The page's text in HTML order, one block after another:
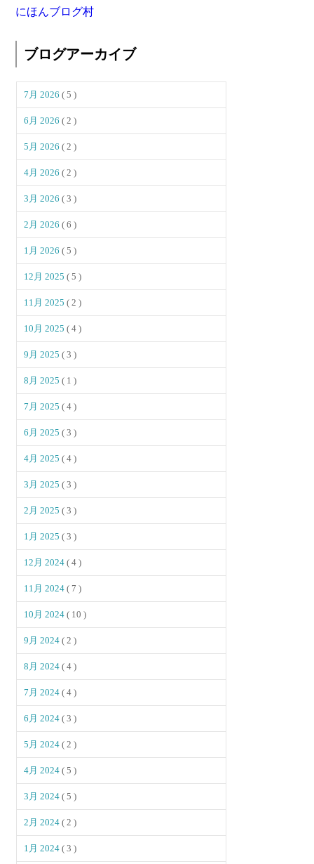
にほんブログ村
ブログアーカイブ
7月 2026( 5 )
6月 2026( 2 )
5月 2026( 2 )
4月 2026( 2 )
3月 2026( 3 )
2月 2026( 6 )
1月 2026( 5 )
12月 2025( 5 )
11月 2025( 2 )
10月 2025( 4 )
9月 2025( 3 )
8月 2025( 1 )
7月 2025( 4 )
6月 2025( 3 )
4月 2025( 4 )
3月 2025( 3 )
2月 2025( 3 )
1月 2025( 3 )
12月 2024( 4 )
11月 2024( 7 )
10月 2024( 10 )
9月 2024( 2 )
8月 2024( 4 )
7月 2024( 4 )
6月 2024( 3 )
5月 2024( 2 )
4月 2024( 5 )
3月 2024( 5 )
2月 2024( 2 )
1月 2024( 3 )